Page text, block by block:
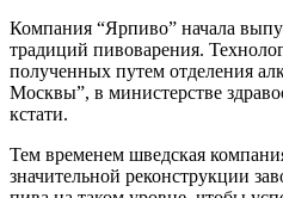
Компания “Ярпиво” начала
традиций пивоварения.
полученных путем отделения
Москвы”, в министерстве
кстати.
Тем временем шведская
значительной реконструкции